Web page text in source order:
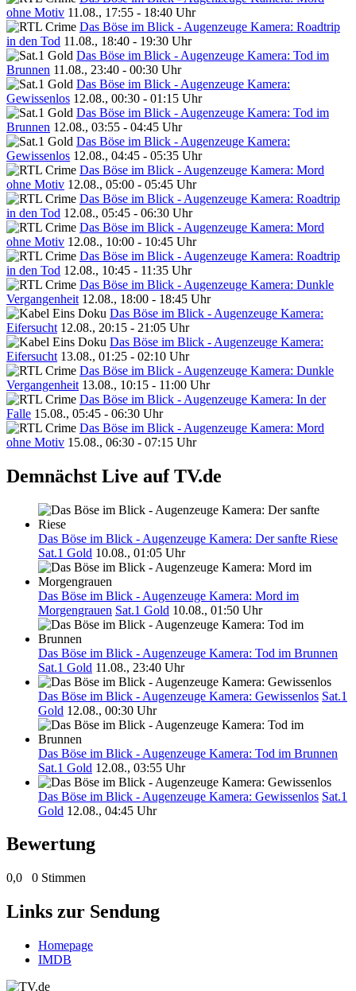
ohne Motiv 11.08., 17:55 - 18:40 Uhr
Das Böse im Blick - Augenzeuge Kamera: Roadtrip
in den Tod 11.08., 18:40 - 19:30 Uhr
Das Böse im Blick - Augenzeuge Kamera: Tod im
Brunnen 11.08., 23:40 - 00:30 Uhr
Das Böse im Blick - Augenzeuge Kamera:
Gewissenlos 12.08., 00:30 - 01:15 Uhr
Das Böse im Blick - Augenzeuge Kamera: Tod im
Brunnen 12.08., 03:55 - 04:45 Uhr
Das Böse im Blick - Augenzeuge Kamera:
Gewissenlos 12.08., 04:45 - 05:35 Uhr
Das Böse im Blick - Augenzeuge Kamera: Mord
ohne Motiv 12.08., 05:00 - 05:45 Uhr
Das Böse im Blick - Augenzeuge Kamera: Roadtrip
in den Tod 12.08., 05:45 - 06:30 Uhr
Das Böse im Blick - Augenzeuge Kamera: Mord
ohne Motiv 12.08., 10:00 - 10:45 Uhr
Das Böse im Blick - Augenzeuge Kamera: Roadtrip
in den Tod 12.08., 10:45 - 11:35 Uhr
Das Böse im Blick - Augenzeuge Kamera: Dunkle
Vergangenheit 12.08., 18:00 - 18:45 Uhr
Das Böse im Blick - Augenzeuge Kamera:
Eifersucht 12.08., 20:15 - 21:05 Uhr
Das Böse im Blick - Augenzeuge Kamera:
Eifersucht 13.08., 01:25 - 02:10 Uhr
Das Böse im Blick - Augenzeuge Kamera: Dunkle
Vergangenheit 13.08., 10:15 - 11:00 Uhr
Das Böse im Blick - Augenzeuge Kamera: In der
Falle 15.08., 05:45 - 06:30 Uhr
Das Böse im Blick - Augenzeuge Kamera: Mord
ohne Motiv 15.08., 06:30 - 07:15 Uhr
Demnächst Live auf TV.de
Das Böse im Blick - Augenzeuge Kamera: Der sanfte Riese
Sat.1 Gold 10.08., 01:05 Uhr
Das Böse im Blick - Augenzeuge Kamera: Mord im
Morgengrauen Sat.1 Gold 10.08., 01:50 Uhr
Das Böse im Blick - Augenzeuge Kamera: Tod im Brunnen
Sat.1 Gold 11.08., 23:40 Uhr
Das Böse im Blick - Augenzeuge Kamera: Gewissenlos Sat.1
Gold 12.08., 00:30 Uhr
Das Böse im Blick - Augenzeuge Kamera: Tod im Brunnen
Sat.1 Gold 12.08., 03:55 Uhr
Das Böse im Blick - Augenzeuge Kamera: Gewissenlos Sat.1
Gold 12.08., 04:45 Uhr
Bewertung
0,0 0 Stimmen
Links zur Sendung
Homepage
IMDB